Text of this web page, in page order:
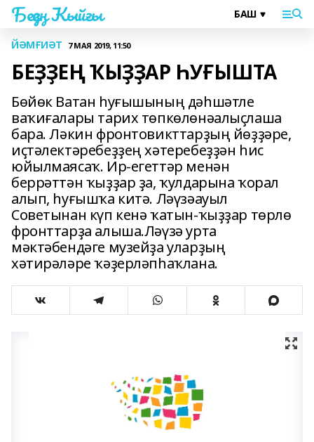
Беҙҙең Ҡыйғы
ЙӘМҒИӘТ 7 МАЯ 2019, 11:50
БЕҘҘЕҢ ҠЫҘҘАР ҺУҒЫШТА
Бөйөк Ватан һуғышының дәһшәтле
ваҡиғалары тарих төпкөлөнәалыҫлаша
бара. Ләкин фронтовикттарҙың йөҙҙәре,
иҫтәлектәребеҙҙең хәтеребеҙҙән һис
юйылмаясаҡ. Ир-егеттәр менән
беррәттән ҡыҙҙар ҙа, ҡулдарына ҡорал
алып, һуғышҡа китә. Ләүзәауыл
Советынан күп кенә ҡатын-ҡыҙҙар төрлө
фронттарҙа алыша.Ләүзә урта
мәктәбендәге музейҙа уларҙың
хәтирәләре ҡәҙерләпһаҡлана.